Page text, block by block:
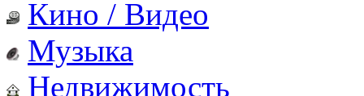
Кино / Видео
Музыка
Недвижимость